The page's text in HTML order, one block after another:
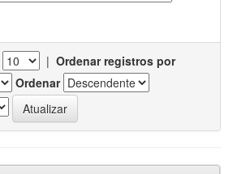
| Ordenar registros por
Ordenar